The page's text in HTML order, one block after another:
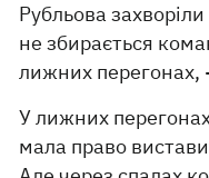
Рубльова
не збирається
лижних перегонах,
У лижних
мала право